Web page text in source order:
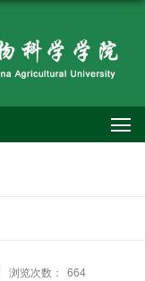
浏览次数： 664